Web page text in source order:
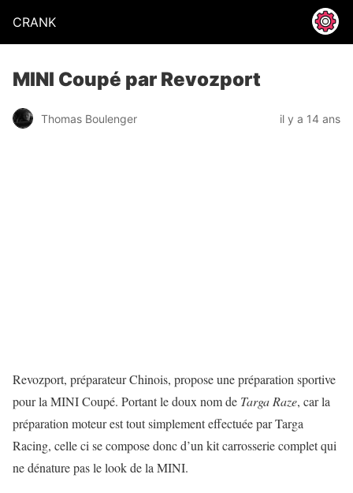
CRANK
MINI Coupé par Revozport
Thomas Boulenger il y a 14 ans
Revozport, préparateur Chinois, propose une préparation sportive
pour la MINI Coupé. Portant le doux nom de Targa Raze, car la
préparation moteur est tout simplement effectuée par Targa
Racing, celle ci se compose donc d’un kit carrosserie complet qui
ne dénature pas le look de la MINI.